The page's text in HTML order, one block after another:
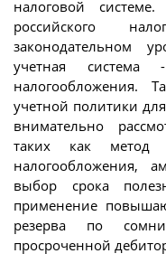
налоговой
российского
законодательном
учетная
налогообложения.
учетной политики
внимательно
таких как метод
налогообложения,
выбор срока
применение
резерва по
просроченной